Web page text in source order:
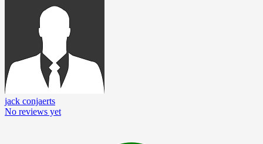
jack conjaerts
No reviews yet